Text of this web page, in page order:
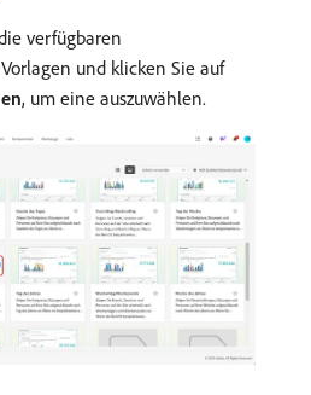
verfügbaren
und klicken Sie auf
, um eine auszuwählen.